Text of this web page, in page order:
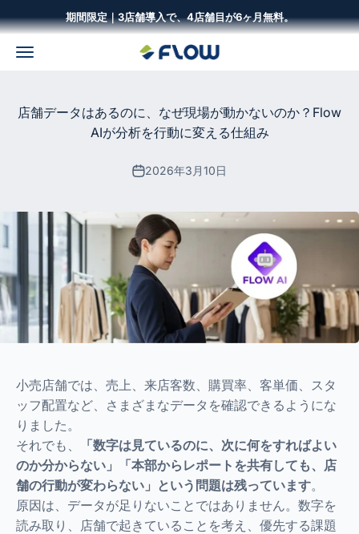
コンテンツへスキップ期間限定｜3店舗導入で、4店舗目が6ヶ月無料。
メニュー 株式会社Flow Solutions
店舗データはあるのに、なぜ現場が動かないのか？Flow
AIが分析を行動に変える仕組み
2026年3月10日
小売店舗では、売上、来店客数、購買率、客単価、スタ
ッフ配置など、さまざまなデータを確認できるようにな
りました。
それでも、
「数字は見ているのに、次に何をすればよい
のか分からない」「本部からレポートを共有しても、店
舗の行動が変わらない」という問題は残っています。
原因は、データが足りないことではありません。数字を
読み取り、店舗で起きていることを考え、優先する課題